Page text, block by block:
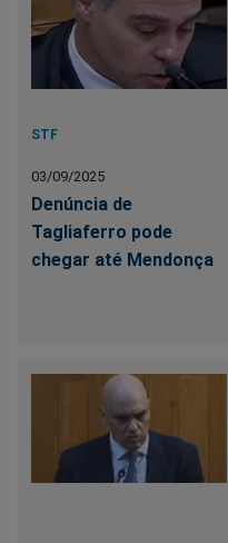
STF
03/09/2025
Denúncia de
Tagliaferro pode
chegar até Mendonça